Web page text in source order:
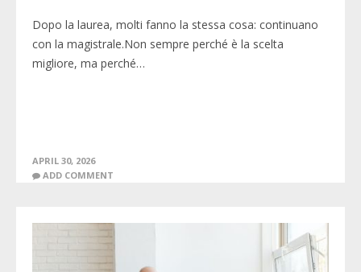
Dopo la laurea, molti fanno la stessa cosa: continuano
con la magistrale.Non sempre perché è la scelta
migliore, ma perché…
APRIL 30, 2026
ADD COMMENT